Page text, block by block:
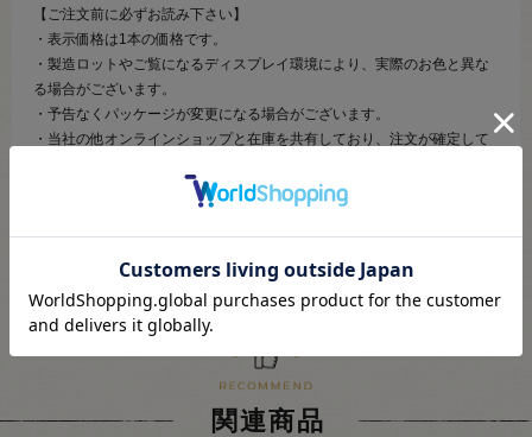
【ご注文前に必ずお読み下さい】
・表示価格は1本の価格です。
・製造ロットやご覧になるディスプレイ環境により、実際のお色と異な
る場合がございます。
・予告なくパッケージが変更になる場合がございます。
・当社の他オンラインショップと在庫を共有しており、注文が確定して
関連商品